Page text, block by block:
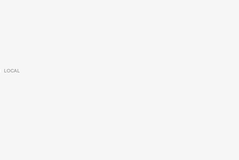
LOCAL